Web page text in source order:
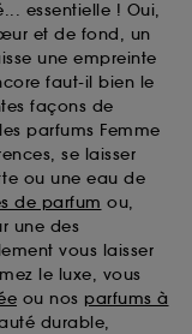
essentielle ! Oui,
et de fond, un
une empreinte
faut-il bien le
façons de
parfums Femme
se laisser
ou une eau de
de parfum ou,
une des
vous laisser
le luxe, vous
ou nos parfums à
durable,